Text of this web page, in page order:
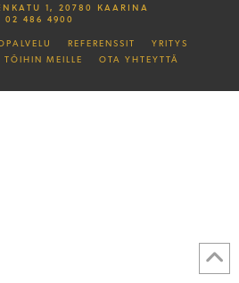
1, 20780 KAARINA
02 486 4900
REFERENSSIT
YRITYS
TÖIHIN MEILLE OTA YHTEYTTÄ